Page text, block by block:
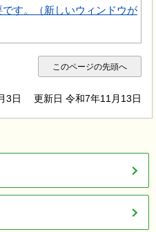
す。（新しいウィンドウが
このページの先頭へ
3日 更新日 令和7年11月13日